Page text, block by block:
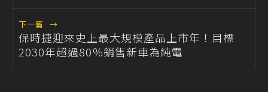
下一篇 →
保時捷迎來史上最大規模產品上市年！目標
2030年超過80％銷售新車為純電